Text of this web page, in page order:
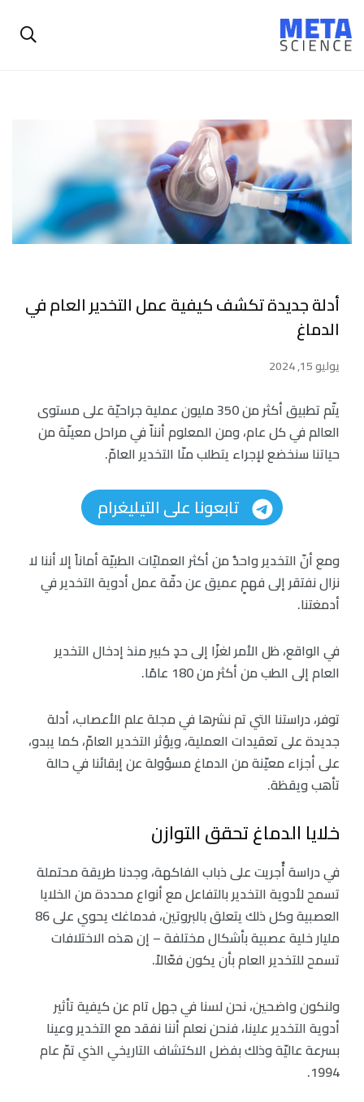
أدلة جديدة تكشف كيفية عمل التخدير العام في
الدماغ
يوليو 15, 2024
يتّم تطبيق أكثر من 350 مليون عملية جراحيّة على مستوى
العالم في كل عام، ومن المعلوم أنناّ في مراحل معينّة من
حياتنا سنخضع لإجراء يتطلب منّا التخدير العامّ.
تابعونا على التيليغرام
ومع أنّ التخدير واحدٌ من أكثر العمليّات الطبيّة أماناً إلا أننا لا
نزال نفتقر إلى فهمٍ عميق عن دقّة عمل أدوية التخدير في
أدمغتنا.
في الواقع، ظل الأمر لغزًا إلى حدٍ كبير منذ إدخال التخدير
العام إلى الطب من أكثر من 180 عامًا.
توفر، دراستنا التي تم نشرها في مجلة علم الأعصاب، أدلة
جديدة على تعقيدات العملية، ويؤثر التخدير العامّ، كما يبدو،
على أجزاء معيّنة من الدماغ مسؤولة عن إبقائنا في حالة
تأهب ويقظة.
خلايا الدماغ تحقق التوازن
في دراسة أٌجريت على ذباب الفاكهة، وجدنا طريقة محتملة
تسمح لأدوية التخدير بالتفاعل مع أنواع محددة من الخلايا
العصبية وكل ذلك يتعلق بالبروتين، فدماغك يحوي على 86
مليار خلية عصبية بأشكال مختلفة – إن هذه الاختلافات
تسمح للتخدير العام بأن يكون فعّالاً.
ولنكون واضحين، نحن لسنا في جهل تام عن كيفية تأثير
أدوية التخدير علينا، فنحن نعلم أننا نفقد مع التخدير وعينا
بسرعة عاليّة وذلك بفضل الاكتشاف التاريخي الذي تمّ عام
1994.